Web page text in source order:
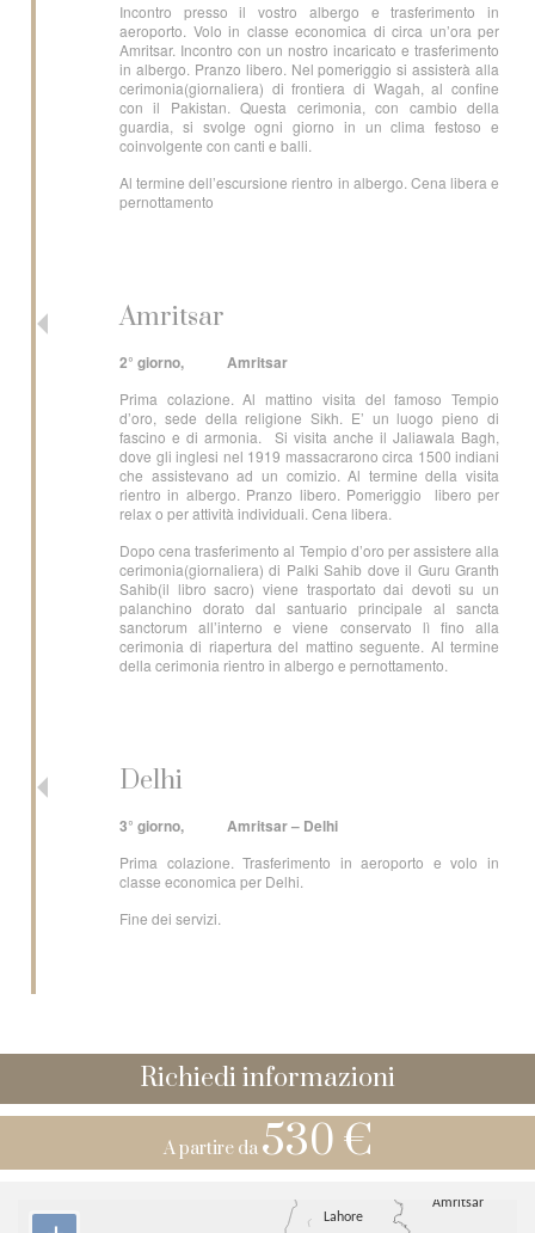
Incontro presso il vostro albergo e trasferimento in
aeroporto. Volo in classe economica di circa un’ora per
Amritsar. Incontro con un nostro incaricato e trasferimento
in albergo. Pranzo libero. Nel pomeriggio si assisterà alla
cerimonia(giornaliera) di frontiera di Wagah, al confine
con il Pakistan. Questa cerimonia, con cambio della
guardia, si svolge ogni giorno in un clima festoso e
coinvolgente con canti e balli.
Al termine dell’escursione rientro in albergo. Cena libera e
pernottamento
Amritsar
2° giorno, Amritsar
Prima colazione. Al mattino visita del famoso Tempio
d’oro, sede della religione Sikh. E’ un luogo pieno di
fascino e di armonia. Si visita anche il Jaliawala Bagh,
dove gli inglesi nel 1919 massacrarono circa 1500 indiani
che assistevano ad un comizio. Al termine della visita
rientro in albergo. Pranzo libero. Pomeriggio libero per
relax o per attività individuali. Cena libera.
Dopo cena trasferimento al Tempio d’oro per assistere alla
cerimonia(giornaliera) di Palki Sahib dove il Guru Granth
Sahib(il libro sacro) viene trasportato dai devoti su un
palanchino dorato dal santuario principale al sancta
sanctorum all’interno e viene conservato lì fino alla
cerimonia di riapertura del mattino seguente. Al termine
della cerimonia rientro in albergo e pernottamento.
Delhi
3° giorno, Amritsar – Delhi
Prima colazione. Trasferimento in aeroporto e volo in
classe economica per Delhi.
Fine dei servizi.
Richiedi informazioni
A partire da 530 €